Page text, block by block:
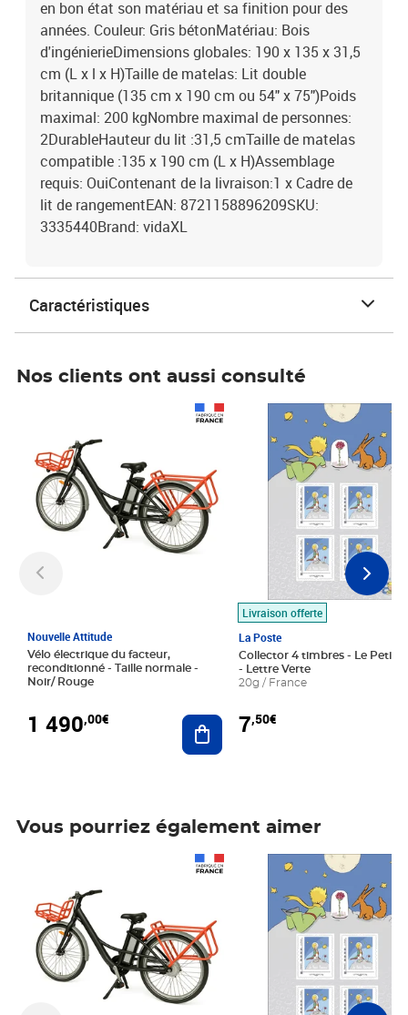
en bon état son matériau et sa finition pour des
années. Couleur: Gris bétonMatériau: Bois
d'ingénierieDimensions globales: 190 x 135 x 31,5
cm (L x l x H)Taille de matelas: Lit double
britannique (135 cm x 190 cm ou 54" x 75")Poids
maximal: 200 kgNombre maximal de personnes:
2DurableHauteur du lit :31,5 cmTaille de matelas
compatible :135 x 190 cm (L x H)Assemblage
requis: OuiContenant de la livraison:1 x Cadre de
lit de rangementEAN: 8721158896209SKU:
3335440Brand: vidaXL
Caractéristiques
Nos clients ont aussi consulté
Nouvelle Attitude
Vélo électrique du facteur,
reconditionné - Taille normale -
Noir/ Rouge
1 490,00€ Ajouter au panier
Livraison offerte
La Poste
Collector 4 timbres - Le Petit
- Lettre Verte
20g / France
7,50€
Prix 7,50€
Vous pourriez également aimer
Prix 7,50€